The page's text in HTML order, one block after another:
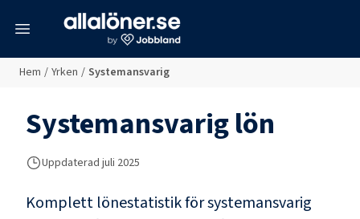
Hem / Yrken / Systemansvarig
Systemansvariglön
Uppdaterad juli 2025
Komplett lönestatistik försystemansvarig